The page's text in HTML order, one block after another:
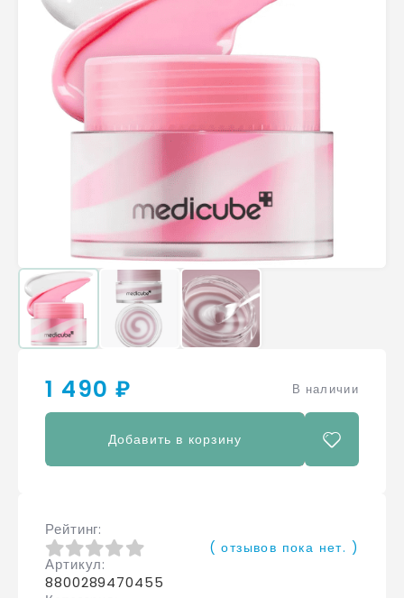
1 490 ₽ В наличии
Добавить в корзину
Рейтинг
0из 5
( отзывов пока нет. )
Артикул
8800289470455